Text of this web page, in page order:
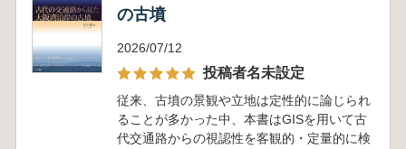
の古墳
2026/07/12
投稿者名未設定
従来、古墳の景観や立地は定性的に論じられ
ることが多かった中、本書はGISを用いて古
代交通路からの視認性を客観的・定量的に検